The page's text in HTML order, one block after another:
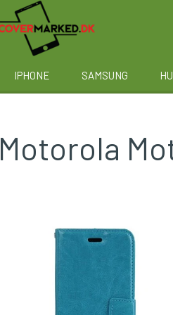
IPHONE SAMSUNG
Motorola